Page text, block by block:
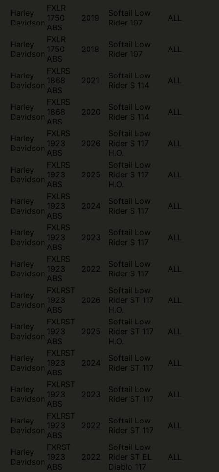
Harley
Davidson
FXLR
1750
ABS
2019
Softail Low
Rider 107
ALL
Harley
Davidson
FXLR
1750
ABS
2018
Softail Low
Rider 107
ALL
Harley
Davidson
FXLRS
1868
ABS
2021
Softail Low
Rider S 114
ALL
Harley
Davidson
FXLRS
1868
ABS
2020
Softail Low
Rider S 114
ALL
Harley
Davidson
FXLRS
1923
ABS
2026
Softail Low
Rider S 117
H.O.
ALL
Harley
Davidson
FXLRS
1923
ABS
2025
Softail Low
Rider S 117
H.O.
ALL
Harley
Davidson
FXLRS
1923
ABS
2024
Softail Low
Rider S 117
ALL
Harley
Davidson
FXLRS
1923
ABS
2023
Softail Low
Rider S 117
ALL
Harley
Davidson
FXLRS
1923
ABS
2022
Softail Low
Rider S 117
ALL
Harley
Davidson
FXLRST
1923
ABS
2026
Softail Low
Rider ST 117
H.O.
ALL
Harley
Davidson
FXLRST
1923
ABS
2025
Softail Low
Rider ST 117
H.O.
ALL
Harley
Davidson
FXLRST
1923
ABS
2024
Softail Low
Rider ST 117
ALL
Harley
Davidson
FXLRST
1923
ABS
2023
Softail Low
Rider ST 117
ALL
Harley
Davidson
FXLRST
1923
ABS
2022
Softail Low
Rider ST 117
ALL
Harley
Davidson
FXRST
1923
ABS
2022
Softail Low
Rider ST EL
Diablo 117
ALL